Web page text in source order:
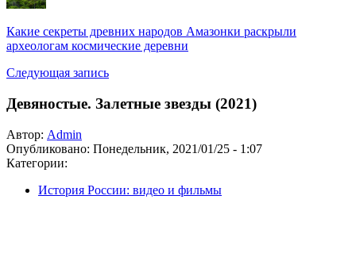
Какие секреты древних народов Амазонки раскрыли
археологам космические деревни
Следующая запись
Девяностые. Залетные звезды (2021)
Автор: Admin
Опубликовано: Понедельник, 2021/01/25 - 1:07
Категории:
История России: видео и фильмы